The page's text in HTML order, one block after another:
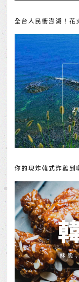
全台人民衝澎湖！花
你的現炸韓式炸雞到